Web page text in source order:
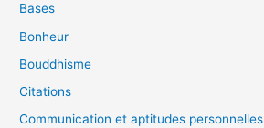
Bases
Bonheur
Bouddhisme
Citations
Communication et aptitudes personnelles